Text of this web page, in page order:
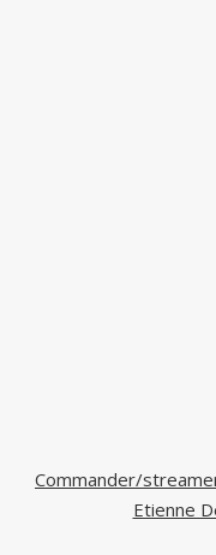
Commander/
Etienne